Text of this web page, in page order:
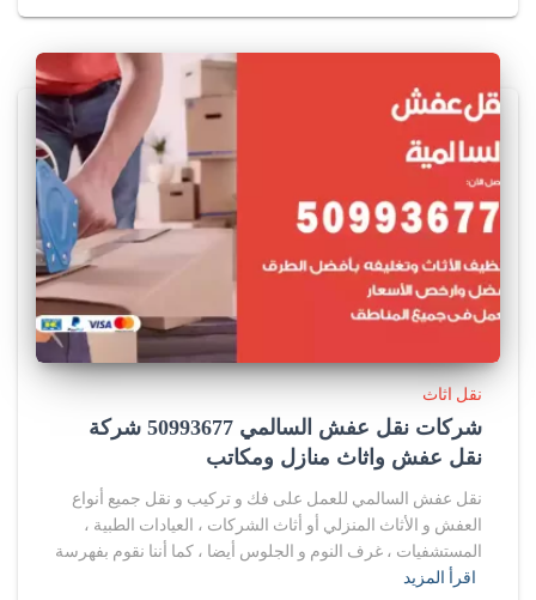
نقل اثاث
شركات نقل عفش السالمي 50993677 شركة
نقل عفش واثاث منازل ومكاتب
نقل عفش السالمي للعمل على فك و تركيب و نقل جميع أنواع
العفش و الأثاث المنزلي أو أثاث الشركات ، العيادات الطبية ،
المستشفيات ، غرف النوم و الجلوس أيضا ، كما أننا نقوم بفهرسة
اقرأ المزيد